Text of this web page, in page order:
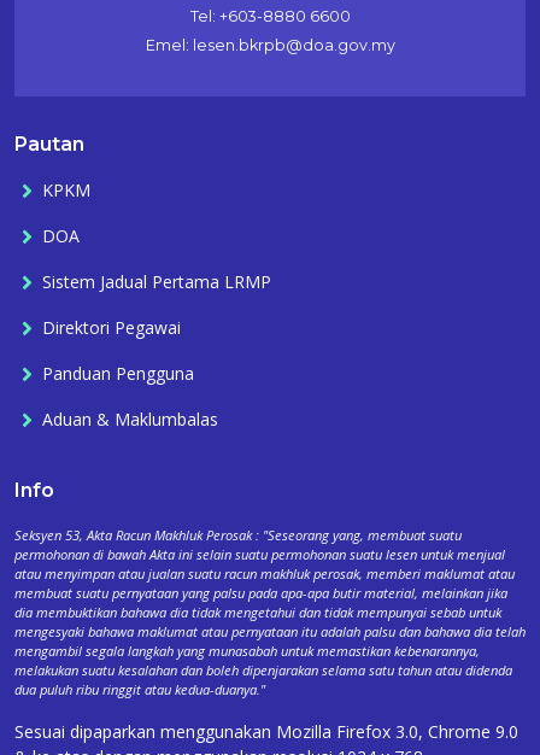
Tel: +603-8880 6600
Emel: lesen.bkrpb@doa.gov.my
Pautan
KPKM
DOA
Sistem Jadual Pertama LRMP
Direktori Pegawai
Panduan Pengguna
Aduan & Maklumbalas
Info
Seksyen 53, Akta Racun Makhluk Perosak : "Seseorang yang, membuat suatu
permohonan di bawah Akta ini selain suatu permohonan suatu lesen untuk menjual
atau menyimpan atau jualan suatu racun makhluk perosak, memberi maklumat atau
membuat suatu pernyataan yang palsu pada apa-apa butir material, melainkan jika
dia membuktikan bahawa dia tidak mengetahui dan tidak mempunyai sebab untuk
mengesyaki bahawa maklumat atau pernyataan itu adalah palsu dan bahawa dia telah
mengambil segala langkah yang munasabah untuk memastikan kebenarannya,
melakukan suatu kesalahan dan boleh dipenjarakan selama satu tahun atau didenda
dua puluh ribu ringgit atau kedua-duanya."
Sesuai dipaparkan menggunakan Mozilla Firefox 3.0, Chrome 9.0